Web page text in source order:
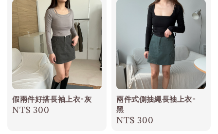
假兩件好搭長袖上衣-灰
Regular
NT$ 300
兩件式側抽繩長袖上衣-
黑
Regular
NT$ 300